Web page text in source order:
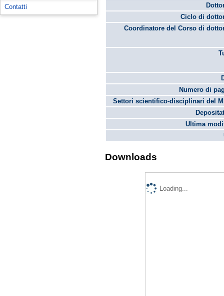
Contatti
Ciclo di
Coordinatore del Corso di
Numero di
Settori scientifico-disciplinari del
Ultima
Downloads
Loading...